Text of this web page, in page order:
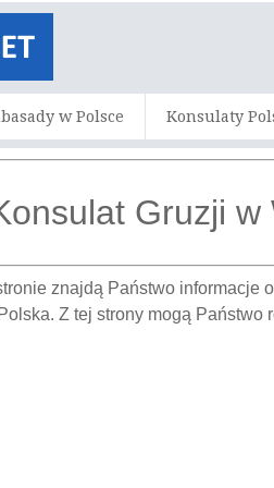
w Polsce Konsulaty
Gruzji w
znajdą Państwo informacje
Z tej strony mogą